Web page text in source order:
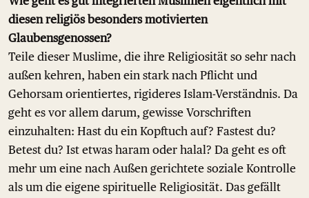
diesen religiös besonders motivierten
Glaubensgenossen?
Teile dieser Muslime, die ihre Religiosität so sehr nach
außen kehren, haben ein stark nach Pflicht und
Gehorsam orientiertes, rigideres Islam-Verständnis. Da
geht es vor allem darum, gewisse Vorschriften
einzuhalten: Hast du ein Kopftuch auf? Fastest du?
Betest du? Ist etwas haram oder halal? Da geht es oft
mehr um eine nach Außen gerichtete soziale Kontrolle
als um die eigene spirituelle Religiosität. Das gefällt